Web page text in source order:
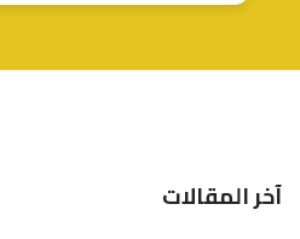
آخر المقالات